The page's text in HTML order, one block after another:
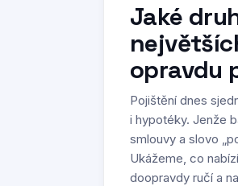
Jaké
opravdu
Pojištění dnes
i hypotéky. Jenže
smlouvy a slovo
Ukážeme, co
doopravdy ručí a